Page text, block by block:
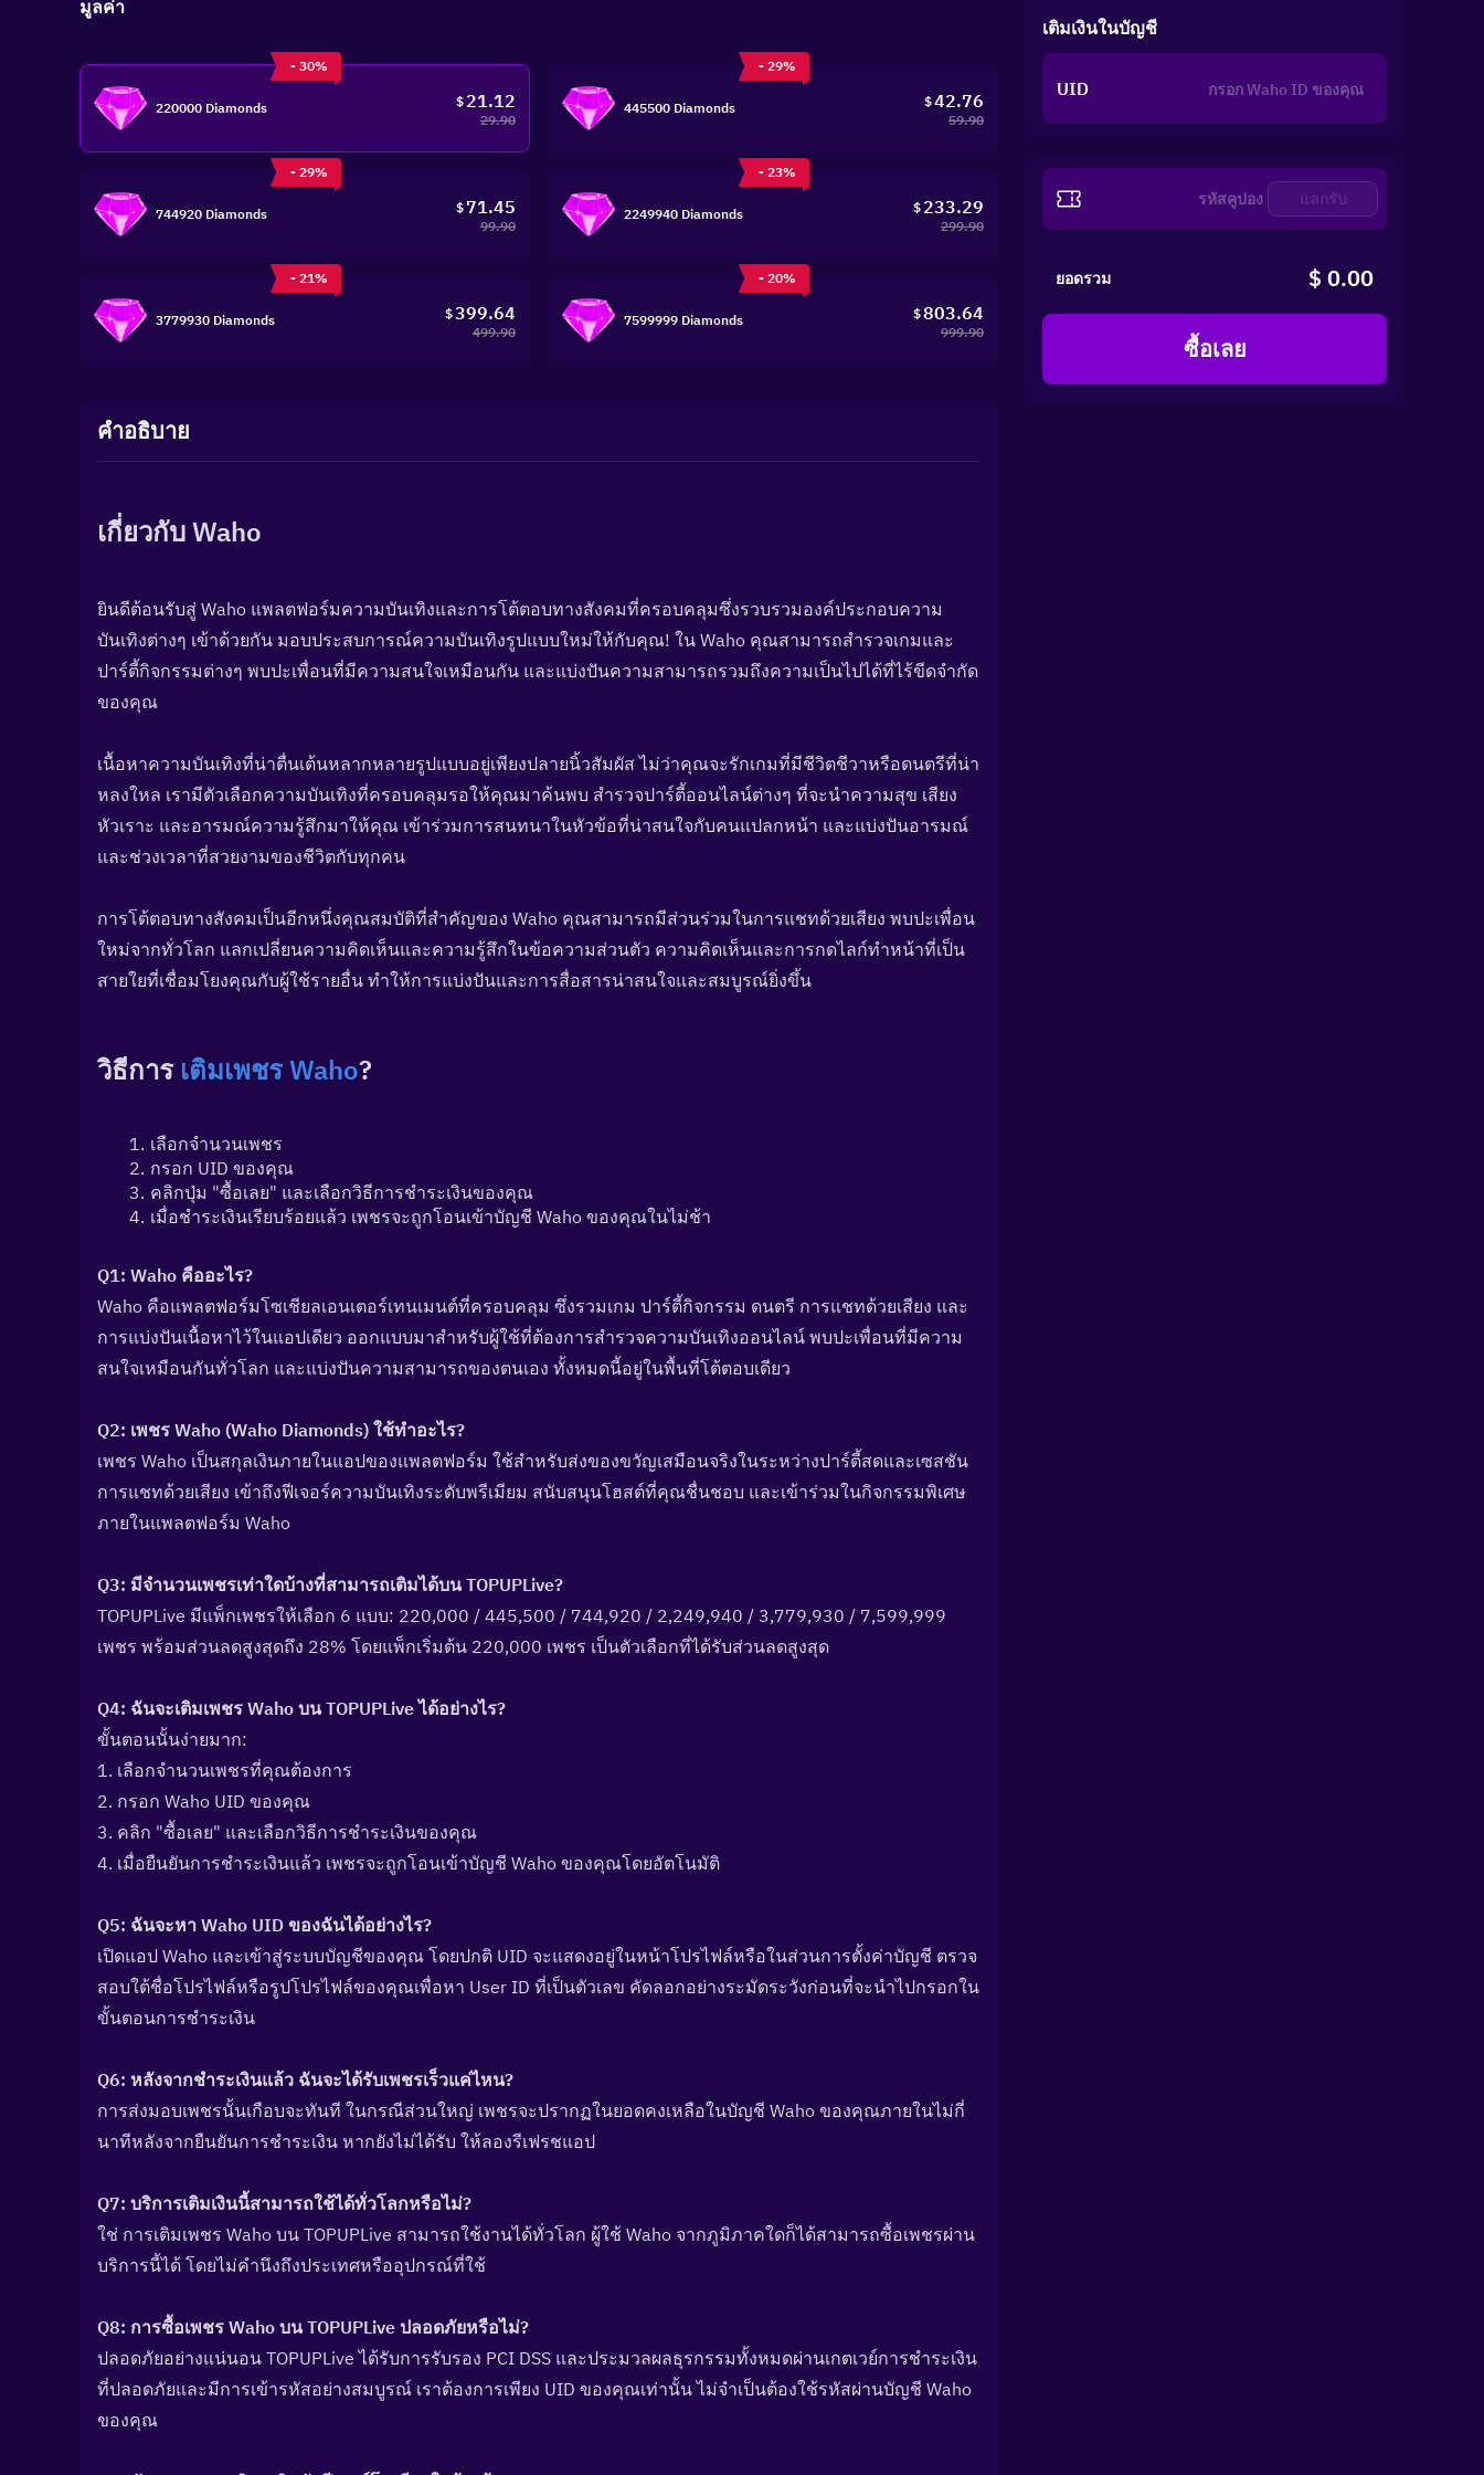
มูลค่า
- 30%
220000 Diamonds $ 21.12
29.90
- 29%
445500 Diamonds $42.76
59.90
- 29%
744920 Diamonds $ 71.45
99.90
- 23%
2249940 Diamonds $ 233.29
299.90
- 21%
3779930 Diamonds $399.64
499.90
- 20%
7599999 Diamonds $803.64
999.90
คำอธิบาย
เกี่ยวกับ Waho
ยินดีต้อนรับสู่ Waho แพลตฟอร์มความบันเทิงและการโต้ตอบทางสังคมที่ครอบคลุมซึ่งรวบรวมองค์ประกอบความ
บันเทิงต่างๆ เข้าด้วยกัน มอบประสบการณ์ความบันเทิงรูปแบบใหม่ให้กับคุณ! ใน Waho คุณสามารถสำรวจเกมและ
ปาร์ตี้กิจกรรมต่างๆ พบปะเพื่อนที่มีความสนใจเหมือนกัน และแบ่งปันความสามารถรวมถึงความเป็นไปได้ที่ไร้ขีดจำกัด
ของคุณ
เนื้อหาความบันเทิงที่น่าตื่นเต้นหลากหลายรูปแบบอยู่เพียงปลายนิ้วสัมผัส ไม่ว่าคุณจะรักเกมที่มีชีวิตชีวาหรือดนตรีที่น่า
หลงใหล เรามีตัวเลือกความบันเทิงที่ครอบคลุมรอให้คุณมาค้นพบ สำรวจปาร์ตี้ออนไลน์ต่างๆ ที่จะนำความสุข เสียง
หัวเราะ และอารมณ์ความรู้สึกมาให้คุณ เข้าร่วมการสนทนาในหัวข้อที่น่าสนใจกับคนแปลกหน้า และแบ่งปันอารมณ์
และช่วงเวลาที่สวยงามของชีวิตกับทุกคน
การโต้ตอบทางสังคมเป็นอีกหนึ่งคุณสมบัติที่สำคัญของ Waho คุณสามารถมีส่วนร่วมในการแชทด้วยเสียง พบปะเพื่อน
ใหม่จากทั่วโลก แลกเปลี่ยนความคิดเห็นและความรู้สึกในข้อความส่วนตัว ความคิดเห็นและการกดไลก์ทำหน้าที่เป็น
สายใยที่เชื่อมโยงคุณกับผู้ใช้รายอื่น ทำให้การแบ่งปันและการสื่อสารน่าสนใจและสมบูรณ์ยิ่งขึ้น
วิธีการ เติมเพชร Waho?
เลือกจำนวนเพชร
กรอก UID ของคุณ
คลิกปุ่ม "ซื้อเลย" และเลือกวิธีการชำระเงินของคุณ
เมื่อชำระเงินเรียบร้อยแล้ว เพชรจะถูกโอนเข้าบัญชี Waho ของคุณในไม่ช้า
Q1: Waho คืออะไร?
Waho คือแพลตฟอร์มโซเชียลเอนเตอร์เทนเมนต์ที่ครอบคลุม ซึ่งรวมเกม ปาร์ตี้กิจกรรม ดนตรี การแชทด้วยเสียง และ
การแบ่งปันเนื้อหาไว้ในแอปเดียว ออกแบบมาสำหรับผู้ใช้ที่ต้องการสำรวจความบันเทิงออนไลน์ พบปะเพื่อนที่มีความ
สนใจเหมือนกันทั่วโลก และแบ่งปันความสามารถของตนเอง ทั้งหมดนี้อยู่ในพื้นที่โต้ตอบเดียว
Q2: เพชร Waho (Waho Diamonds) ใช้ทำอะไร?
เพชร Waho เป็นสกุลเงินภายในแอปของแพลตฟอร์ม ใช้สำหรับส่งของขวัญเสมือนจริงในระหว่างปาร์ตี้สดและเซสชัน
การแชทด้วยเสียง เข้าถึงฟีเจอร์ความบันเทิงระดับพรีเมียม สนับสนุนโฮสต์ที่คุณชื่นชอบ และเข้าร่วมในกิจกรรมพิเศษ
ภายในแพลตฟอร์ม Waho
Q3: มีจำนวนเพชรเท่าใดบ้างที่สามารถเติมได้บน TOPUPLive?
TOPUPLive มีแพ็กเพชรให้เลือก 6 แบบ: 220,000 / 445,500 / 744,920 / 2,249,940 / 3,779,930 / 7,599,999
เพชร พร้อมส่วนลดสูงสุดถึง 28% โดยแพ็กเริ่มต้น 220,000 เพชร เป็นตัวเลือกที่ได้รับส่วนลดสูงสุด
Q4: ฉันจะเติมเพชร Waho บน TOPUPLive ได้อย่างไร?
ขั้นตอนนั้นง่ายมาก:
1. เลือกจำนวนเพชรที่คุณต้องการ
2. กรอก Waho UID ของคุณ
3. คลิก "ซื้อเลย" และเลือกวิธีการชำระเงินของคุณ
4. เมื่อยืนยันการชำระเงินแล้ว เพชรจะถูกโอนเข้าบัญชี Waho ของคุณโดยอัตโนมัติ
Q5: ฉันจะหา Waho UID ของฉันได้อย่างไร?
เปิดแอป Waho และเข้าสู่ระบบบัญชีของคุณ โดยปกติ UID จะแสดงอยู่ในหน้าโปรไฟล์หรือในส่วนการตั้งค่าบัญชี ตรวจ
สอบใต้ชื่อโปรไฟล์หรือรูปโปรไฟล์ของคุณเพื่อหา User ID ที่เป็นตัวเลข คัดลอกอย่างระมัดระวังก่อนที่จะนำไปกรอกใน
ขั้นตอนการชำระเงิน
Q6: หลังจากชำระเงินแล้ว ฉันจะได้รับเพชรเร็วแค่ไหน?
การส่งมอบเพชรนั้นเกือบจะทันที ในกรณีส่วนใหญ่ เพชรจะปรากฏในยอดคงเหลือในบัญชี Waho ของคุณภายในไม่กี่
นาทีหลังจากยืนยันการชำระเงิน หากยังไม่ได้รับ ให้ลองรีเฟรชแอป
Q7: บริการเติมเงินนี้สามารถใช้ได้ทั่วโลกหรือไม่?
ใช่ การเติมเพชร Waho บน TOPUPLive สามารถใช้งานได้ทั่วโลก ผู้ใช้ Waho จากภูมิภาคใดก็ได้สามารถซื้อเพชรผ่าน
บริการนี้ได้ โดยไม่คำนึงถึงประเทศหรืออุปกรณ์ที่ใช้
Q8: การซื้อเพชร Waho บน TOPUPLive ปลอดภัยหรือไม่?
ปลอดภัยอย่างแน่นอน TOPUPLive ได้รับการรับรอง PCI DSS และประมวลผลธุรกรรมทั้งหมดผ่านเกตเวย์การชำระเงิน
ที่ปลอดภัยและมีการเข้ารหัสอย่างสมบูรณ์ เราต้องการเพียง UID ของคุณเท่านั้น ไม่จำเป็นต้องใช้รหัสผ่านบัญชี Waho
ของคุณ
เติมเงินในบัญชี
UID
แลกรับ
ยอดรวม $ 0.00
ซื้อเลย